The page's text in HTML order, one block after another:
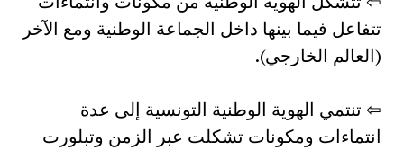
تتفاعل فيما بينها داخل الجماعة الوطنية ومع الآخر
(العالم الخارجي).
⇦ تنتمي الهوية الوطنية التونسية إلى عدة
انتماءات ومكونات تشكلت عبر الزمن وتبلورت